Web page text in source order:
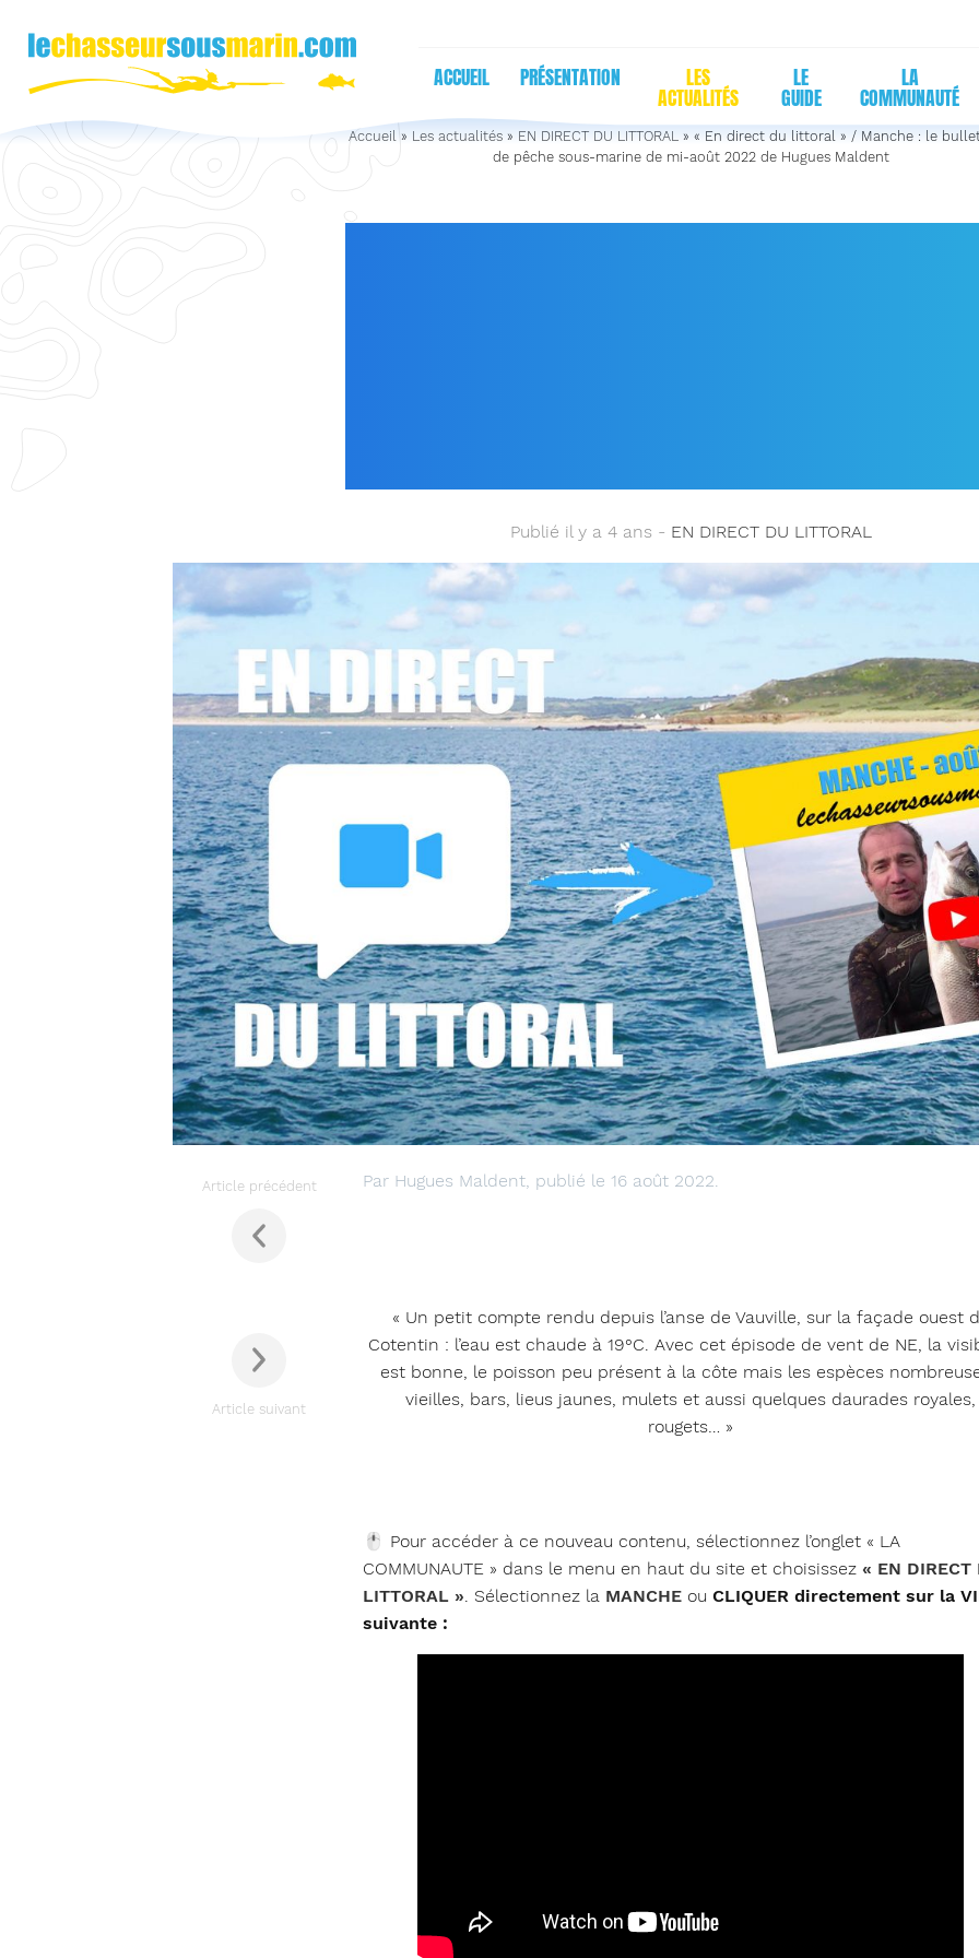
ACCUEIL PRÉSENTATION LES
ACTUALITÉS
LE
GUIDE
LA
COMMUNAUTÉ
Accueil» Les actualités » EN DIRECT DU LITTORAL » « En direct du littoral » / Manche : le
de pêche sous-marine de mi-août 2022 de Hugues Maldent
Publié il y a 4 ans - EN DIRECT DU LITTORAL
Article précédent
Article suivant
Par Hugues Maldent, publié le 16 août 2022.
« Un petit compte rendu depuis l’anse de Vauville, sur la façade ouest
Cotentin : l’eau est chaude à 19°C. Avec cet épisode de vent de NE, la
est bonne, le poisson peu présent à la côte mais les espèces
vieilles, bars, lieus jaunes, mulets et aussi quelques daurades royales,
rougets… »
🖱 Pour accéder à ce nouveau contenu, sélectionnez l’onglet « LA
COMMUNAUTE » dans le menu en haut du site et choisissez « EN DIRECT
LITTORAL ». Sélectionnez la MANCHE ou CLIQUER directement sur la
suivante :